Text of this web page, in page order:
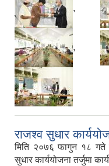
,
,
राजश्व सुधार
मिति २०७६ फागुन १८ गते
सुधार कार्ययोजना तर्जुमा